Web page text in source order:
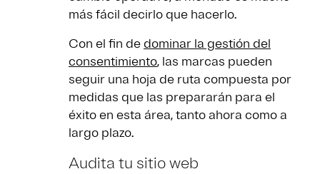
más fácil decirlo que hacerlo.
Con el fin de dominar la gestión del
consentimiento, las marcas pueden
seguir una hoja de ruta compuesta por
medidas que las prepararán para el
éxito en esta área, tanto ahora como a
largo plazo.
Audita tu sitio web